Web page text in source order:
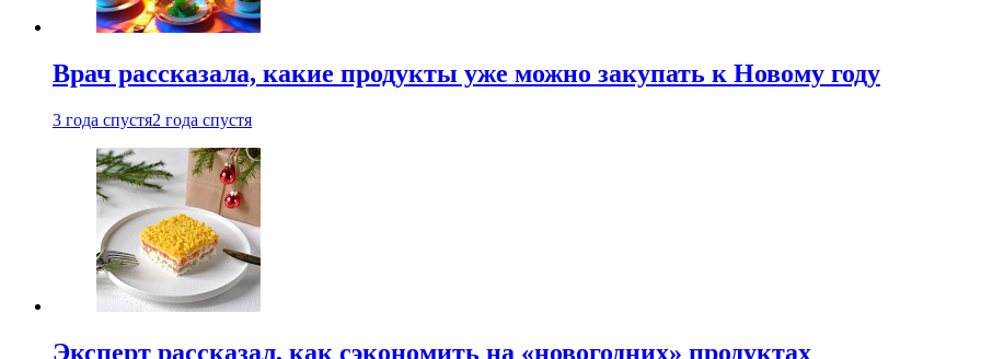
Врач рассказала, какие продукты уже можно закупать к Новому году
3 года спустя2 года спустя
Эксперт рассказал, как сэкономить на «новогодних» продуктах